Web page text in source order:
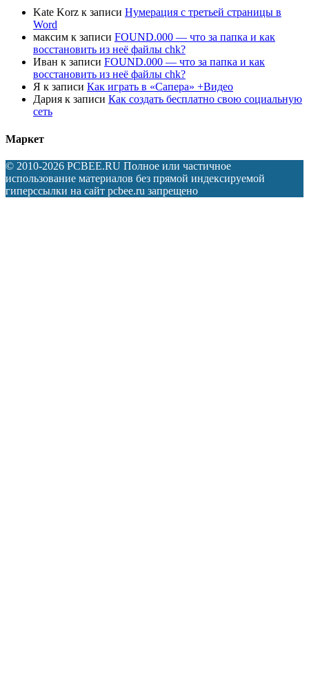
Kate Korz к записи Нумерация с третьей страницы в
Word
максим к записи FOUND.000 — что за папка и как
восстановить из неё файлы chk?
Иван к записи FOUND.000 — что за папка и как
восстановить из неё файлы chk?
Я к записи Как играть в «Сапера» +Видео
Дария к записи Как создать бесплатно свою социальную
сеть
Маркет
© 2010-2026 PCBEE.RU Полное или частичное
использование материалов без прямой индексируемой
гиперссылки на сайт pcbee.ru запрещено